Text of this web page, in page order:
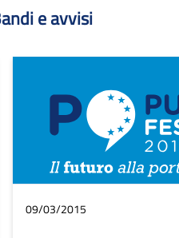
e avvisi
09/03/2015